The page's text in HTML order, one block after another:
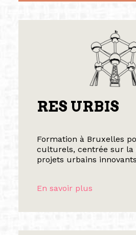
RES URBIS
Formation à Bruxelles
culturels, centrée sur la
projets urbains
En savoir plus